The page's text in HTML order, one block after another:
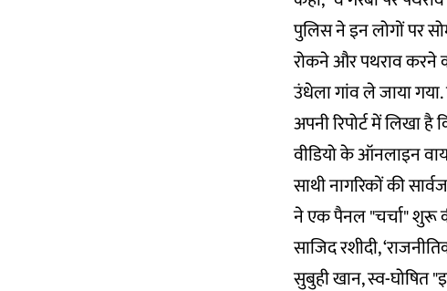
पुलिस ने इन लोगों पर
रोकने और पथराव करने
उंधेला गांव ले जाया
अपनीरिपोर्टमें लिखा है
वीडियो के ऑनलाइन
साथी नागरिकों की
ने एक पैनल "चर्चा" शुरू
साजिद रशीदी,
सुबुही खान, स्व-घोषित